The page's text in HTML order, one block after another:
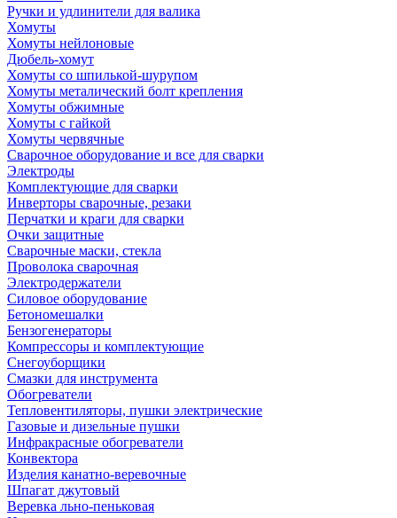
Ручки и удлинители для валика
Хомуты
Хомуты нейлоновые
Дюбель-хомут
Хомуты со шпилькой-шурупом
Хомуты металический болт крепления
Хомуты обжимные
Хомуты с гайкой
Хомуты червячные
Сварочное оборудование и все для сварки
Электроды
Комплектующие для сварки
Инверторы сварочные, резаки
Перчатки и краги для сварки
Очки защитные
Сварочные маски, стекла
Проволока сварочная
Электродержатели
Силовое оборудование
Бетономешалки
Бензогенераторы
Компрессоры и комплектующие
Снегоуборщики
Смазки для инструмента
Обогреватели
Тепловентиляторы, пушки электрические
Газовые и дизельные пушки
Инфракрасные обогреватели
Конвектора
Изделия канатно-веревочные
Шпагат джутовый
Веревка льно-пеньковая